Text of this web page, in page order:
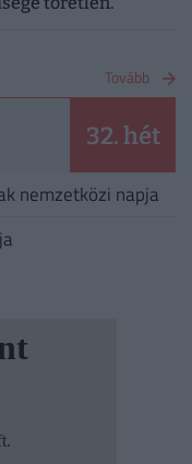
Tovább
32. hét
nemzetközi napja